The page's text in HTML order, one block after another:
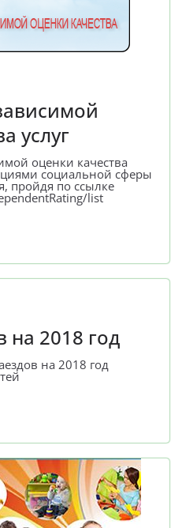
услуг
оценки качества
социальной сферы
пройдя по ссылке
list
на 2018 год
на 2018 год